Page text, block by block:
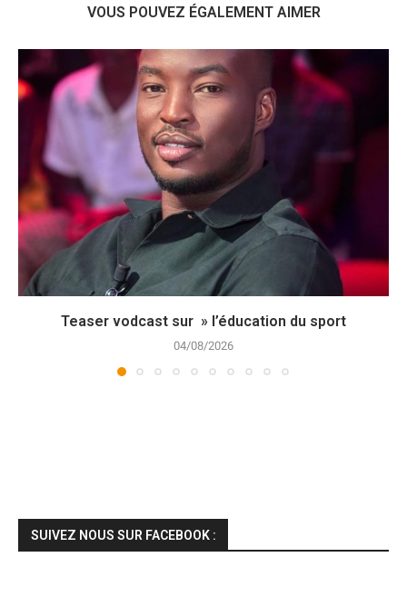
VOUS POUVEZ ÉGALEMENT AIMER
Teaser vodcast sur » l’éducation du sport
04/08/2026
SUIVEZ NOUS SUR FACEBOOK :